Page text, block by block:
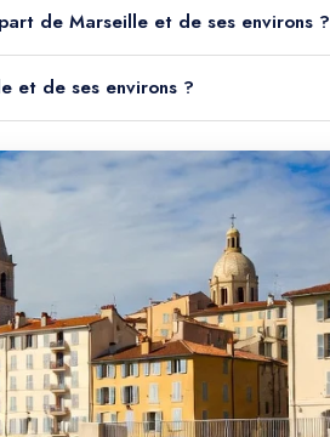
de Marseille et de ses environs ?
et de ses environs ?